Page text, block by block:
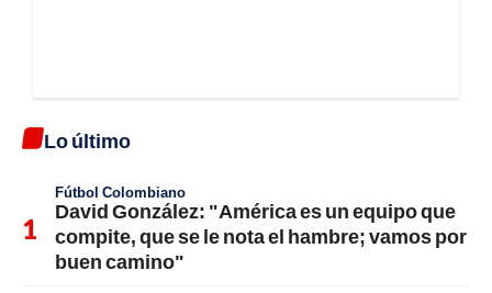
Lo último
Fútbol Colombiano
David González: "América es un equipo que
compite, que se le nota el hambre; vamos por
buen camino"